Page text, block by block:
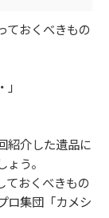
ておくべきもの
紹介した遺品に
う。
ておくべきもの
ロ集団「カメシ